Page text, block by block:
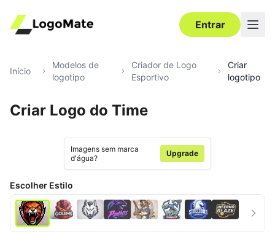
Entrar
Início
Modelos de
logotipo
Criador de Logo
Esportivo
Criar
logotipo
Criar Logo do Time
Ultra‑HD
Imagens sem marca
d'água?
Upgrade
Escolher Estilo